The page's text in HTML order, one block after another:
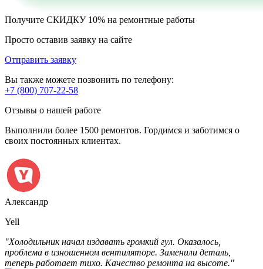
Получите СКИДКУ 10% на ремонтные работы
Просто оставив заявку на сайте
Отправить заявку
Вы также можете позвонить по телефону:
+7 (800) 707-22-58
Отзывы о нашей работе
Выполнили более 1500 ремонтов. Гордимся и заботимся о
своих постоянных клиентах.
Александр
Yell
"Холодильник начал издавать громкий гул. Оказалось,
проблема в изношенном вентиляторе. Заменили деталь,
теперь работает тихо. Качество ремонта на высоте."